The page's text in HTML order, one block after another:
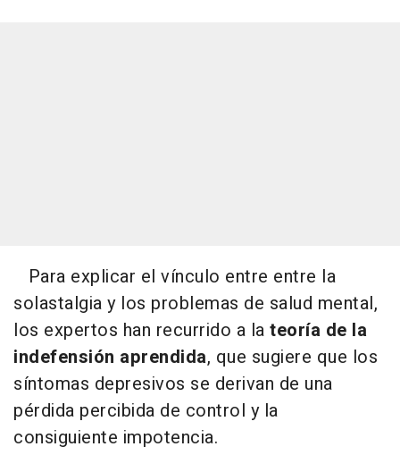
Para explicar el vínculo entre entre la
solastalgia y los problemas de salud mental,
los expertos han recurrido a la teoría de la
indefensión aprendida, que sugiere que los
síntomas depresivos se derivan de una
pérdida percibida de control y la
consiguiente impotencia.